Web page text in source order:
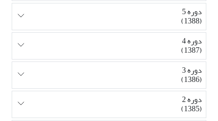
دوره 5
(1388)
دوره 4
(1387)
دوره 3
(1386)
دوره 2
(1385)